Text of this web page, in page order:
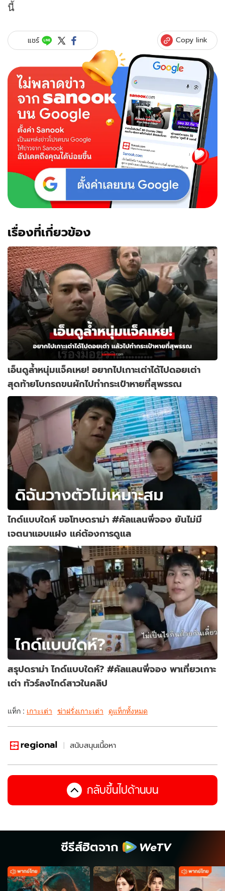
นี้
แชร์ Copy link
เรื่องที่เกี่ยวข้อง
เอ็นดูล้ำหนุ่มแจ็คเหย! อยากไปเกาะเต่าได้ไปดอยเต่า
สุดท้ายโบกรถขนผักไปทำกระเป๋าหายที่สุพรรณ
ไกด์แบบใดห์ ขอโทษดราม่า #คัลแลนพี่จอง ยันไม่มี
เจตนาแอบแฝง แค่ต้องการดูแล
สรุปดราม่า ไกด์แบบใดห์? #คัลแลนพี่จอง พาเที่ยวเกาะ
เต่า ทัวร์ลงไกด์สาวในคลิป
แท็ก : เกาะเต่า ฆ่าฝรั่งเกาะเต่า ดูแท็กทั้งหมด
สนับสนุนเนื้อหา
กลับขึ้นไปด้านบน
ซีรีส์ฮิตจาก